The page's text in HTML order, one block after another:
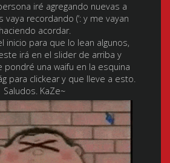
iré agregando nuevas a
recordando (‘: y me vayan
haciendo acordar.
inicio para que lo lean algunos,
irá en el slider de arriba y
una waifu en la esquina
para clickear y que lleve a esto.
Saludos. KaZe~